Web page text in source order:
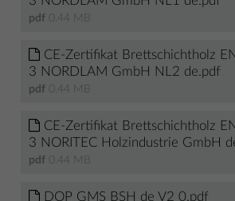
pdf 0.44 MB
CE-Zertifikat Brettschichtholz
3 NORDLAM GmbH NL2 de.pdf
pdf 0.44 MB
CE-Zertifikat Brettschichtholz
3 NORITEC Holzindustrie GmbH
pdf 0.44 MB
DOP GMS BSH de V2 0.pdf